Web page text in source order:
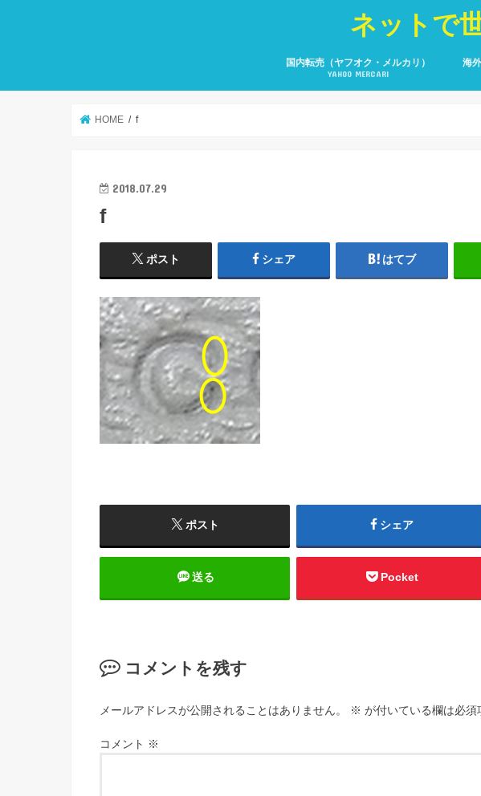
ネットで
国内転売（ヤフオク・メルカリ）
YAHOO MERCARI
海
HOME f
2018.07.29
f
ポスト シェア はてブ
ポスト シェア
送る Pocket
コメントを残す
メールアドレスが公開されることはありません。 ※ が付いている欄は必須
コメント ※